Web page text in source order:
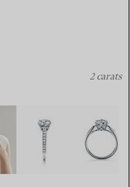
taille brillant
2 carats